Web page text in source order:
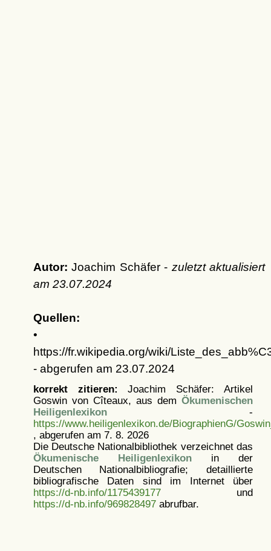
Autor: Joachim Schäfer - zuletzt aktualisiert
am 23.07.2024
Quellen:
•
https://fr.wikipedia.org/wiki/
- abgerufen am 23.07.2024
korrekt zitieren: Joachim Schäfer: Artikel
Goswin von Cîteaux, aus dem Ökumenischen
Heiligenlexikon-
https://www.heiligenlexikon.de/BiographienG/
, abgerufen am 7. 8. 2026
Die Deutsche Nationalbibliothek verzeichnet das
Ökumenische Heiligenlexikonin der
Deutschen Nationalbibliografie; detaillierte
bibliografische Daten sind im Internet über
https://d-nb.info/1175439177und
https://d-nb.info/969828497abrufbar.